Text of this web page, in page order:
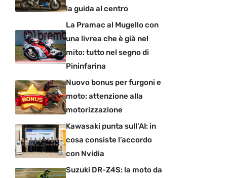
la guida al centro
La Pramac al Mugello con
una livrea che è già nel
mito: tutto nel segno di
Pininfarina
Nuovo bonus per furgoni e
moto: attenzione alla
motorizzazione
Kawasaki punta sull’AI: in
cosa consiste l’accordo
con Nvidia
Suzuki DR-Z4S: la moto da